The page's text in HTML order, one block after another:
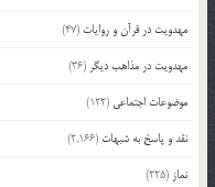
مهدویت در قرآن و روایات (47)
مهدویت در مذاهب دیگر (36)
موضوعات اجتماعی (122)
نقد و پاسخ به شبهات (2,166)
نماز (225)